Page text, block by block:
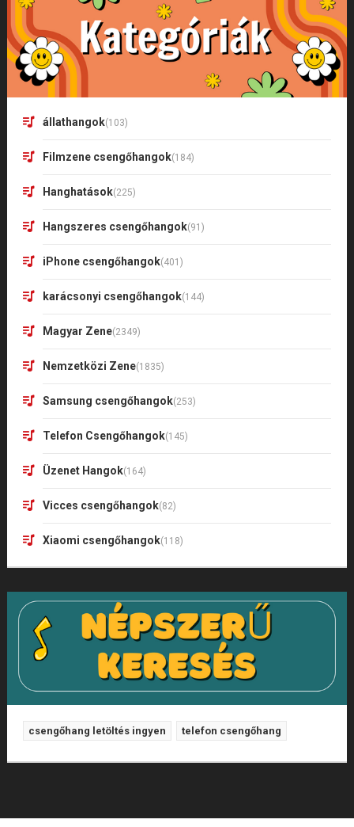
állathangok(103)
Filmzene csengőhangok(184)
Hanghatások(225)
Hangszeres csengőhangok(91)
iPhone csengőhangok(401)
karácsonyi csengőhangok(144)
Magyar Zene(2349)
Nemzetközi Zene(1835)
Samsung csengőhangok(253)
Telefon Csengőhangok(145)
Üzenet Hangok(164)
Vicces csengőhangok(82)
Xiaomi csengőhangok(118)
csengőhang letöltés ingyen telefon csengőhang